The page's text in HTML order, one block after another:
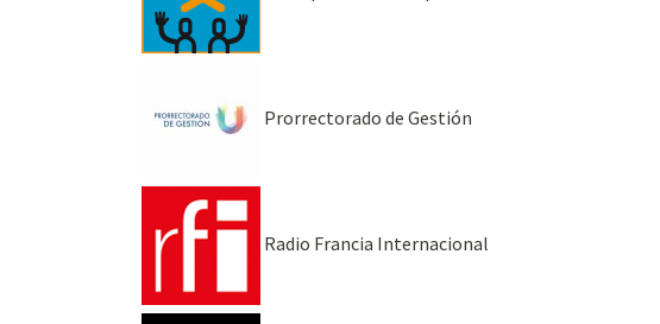
Prorrectorado de Gestión
Radio Francia Internacional